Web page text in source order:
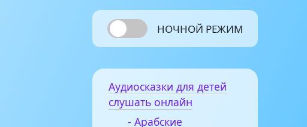
НОЧНОЙ РЕЖИМ
Аудиосказки для детей
слушать онлайн
- Арабские